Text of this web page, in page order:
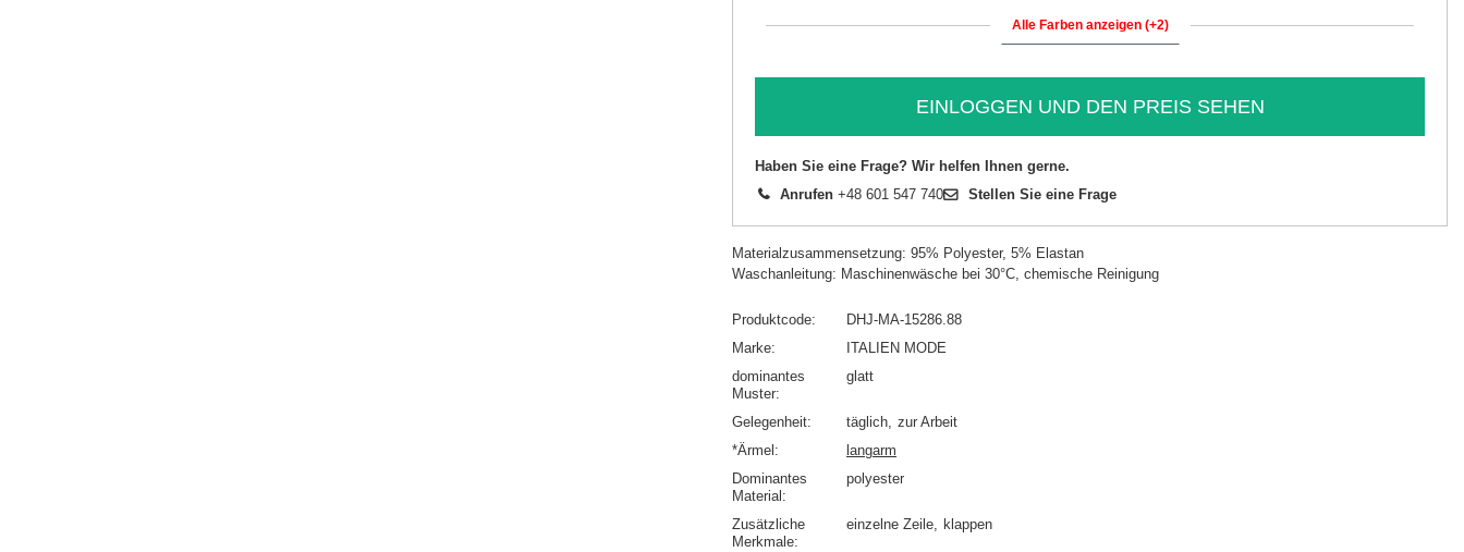
Alle Farben anzeigen (+2)
EINLOGGEN UND DEN PREIS SEHEN
Haben Sie eine Frage? Wir helfen Ihnen gerne.
Anrufen +48 601 547 740 Stellen Sie eine Frage
Materialzusammensetzung: 95% Polyester, 5% Elastan
Waschanleitung: Maschinenwäsche bei 30°C, chemische Reinigung
Produktcode
DHJ-MA-15286.88
Marke
ITALIEN MODE
dominantes
Muster
glatt
Gelegenheit täglich zur Arbeit
*Ärmel
langarm
Dominantes
Material
polyester
Zusätzliche
Merkmale
einzelne Zeile klappen